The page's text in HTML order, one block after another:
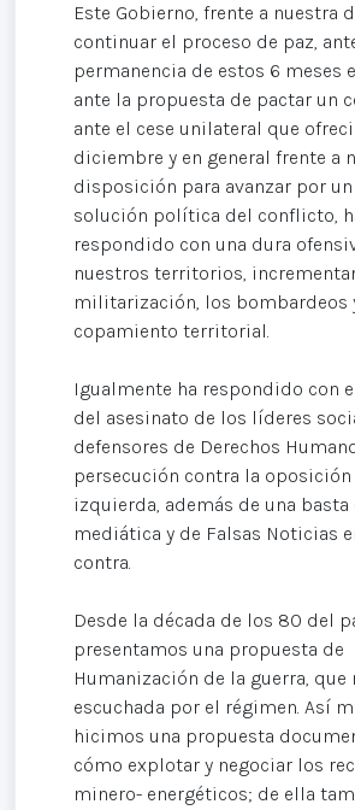
Este Gobierno, frente a nuestra
continuar el proceso de paz,
permanencia de estos 6 meses
ante la propuesta de pactar un
ante el cese unilateral que
diciembre y en general frente a
disposición para avanzar por
solución política del conflicto,
respondido con una dura
nuestros territorios,
militarización, los bombardeos
copamiento territorial.
Igualmente ha respondido con
del asesinato de los líderes
defensores de Derechos
persecución contra la oposición
izquierda, además de una basta
mediática y de Falsas Noticias
contra.
Desde la década de los 80 del
presentamos una propuesta de
Humanización de la guerra, que
escuchada por el régimen. Así
hicimos una propuesta
cómo explotar y negociar los
minero- energéticos; de ella